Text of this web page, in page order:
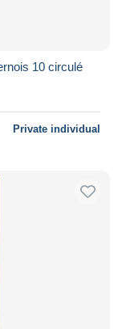
10 circulé
Private individual